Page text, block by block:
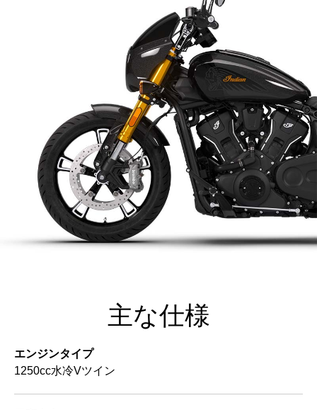
主な仕様
エンジンタイプ
1250cc水冷Vツイン